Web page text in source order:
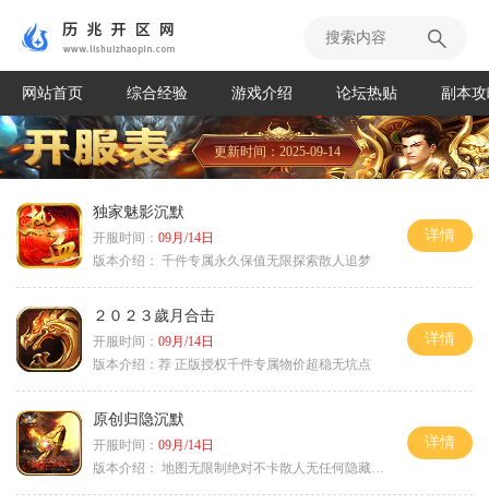
网站首页 综合经验 游戏介绍 论坛热贴 副本
更新时间：2025-09-14
独家魅影沉默
开服时间： 09月/14日
版本介绍： 千件专属永久保值无限探索散人追梦
详情
２０２３歲月合击
开服时间： 09月/14日
版本介绍： 荐 正版授权千件专属物价超稳无坑点
详情
原创归隐沉默
开服时间： 09月/14日
版本介绍： 地图无限制绝对不卡散人无任何隐藏消费
详情